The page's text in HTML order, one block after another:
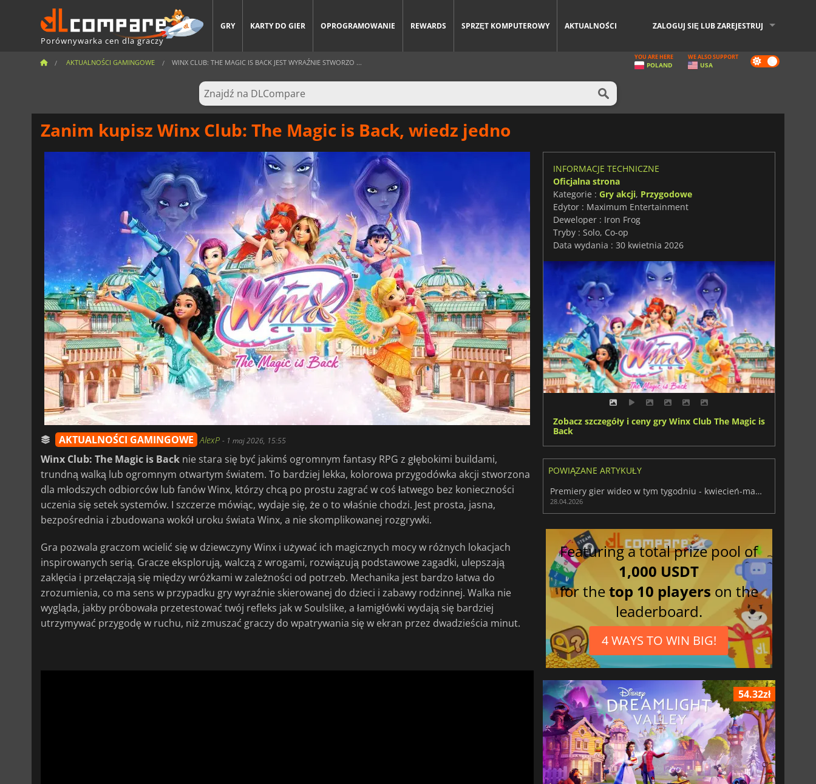
Porównywarka cen dla graczy
GRY KARTY DO GIER OPROGRAMOWANIE REWARDS SPRZĘT KOMPUTEROWY AKTUALNOŚCI ZALOGUJ SIĘ LUB ZAREJESTRUJ
AKTUALNOŚCI GAMINGOWE WINX CLUB: THE MAGIC IS BACK JEST WYRAŹNIE STWORZO ... Dark
mode
YOU ARE HERE
POLAND
WE ALSO SUPPORT
USA
Zanim kupisz Winx Club: The Magic is Back, wiedz jedno
AKTUALNOŚCI GAMINGOWE AlexP - 1 maj 2026, 15:55
Winx Club: The Magic is Back nie stara się być jakimś ogromnym fantasy RPG z głębokimi buildami,
trundną walką lub ogromnym otwartym światem. To bardziej lekka, kolorowa przygodówka akcji stworzona
dla młodszych odbiorców lub fanów Winx, którzy chcą po prostu zagrać w coś łatwego bez konieczności
uczenia się setek systemów. I szczerze mówiąc, wydaje się, że o to właśnie chodzi. Jest prosta, jasna,
bezpośrednia i zbudowana wokół uroku świata Winx, a nie skomplikowanej rozgrywki.
Gra pozwala graczom wcielić się w dziewczyny Winx i używać ich magicznych mocy w różnych lokacjach
inspirowanych serią. Gracze eksplorują, walczą z wrogami, rozwiązują podstawowe zagadki, ulepszają
zaklęcia i przełączają się między wróżkami w zależności od potrzeb. Mechanika jest bardzo łatwa do
zrozumienia, co ma sens w przypadku gry wyraźnie skierowanej do dzieci i zabawy rodzinnej. Walka nie
wygląda, jakby próbowała przetestować twój refleks jak w Soulslike, a łamigłówki wydają się bardziej
utrzymywać przygodę w ruchu, niż zmuszać graczy do wpatrywania się w ekran przez dwadzieścia minut.
INFORMACJE TECHNICZNE
Oficjalna strona
Kategorie : Gry akcji, Przygodowe
Edytor : Maximum Entertainment
Deweloper : Iron Frog
Tryby : Solo, Co-op
Data wydania : 30 kwietnia 2026
Zobacz szczegóły i ceny gry Winx Club The Magic is
Back
POWIĄZANE ARTYKUŁY
Premiery gier wideo w tym tygodniu - kwiecień-maj 2026 (tydzień 18)
28.04.2026
Featuring a total prize pool of
1,000 USDT
for thetop 10 players on the
leaderboard.
4 WAYS TO WIN BIG!
54.32zł